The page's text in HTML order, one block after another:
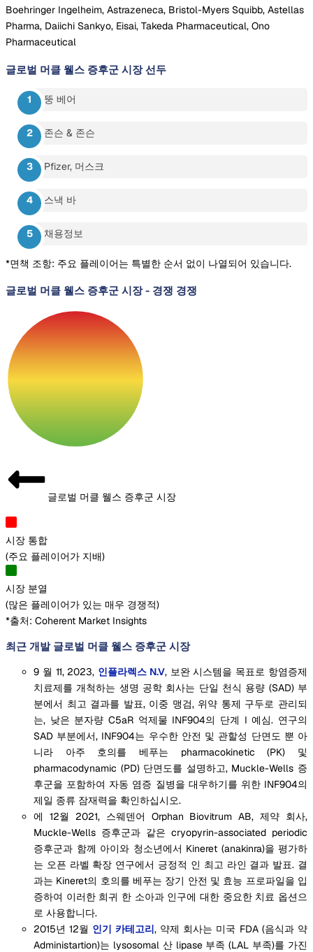
Boehringer Ingelheim, Astrazeneca, Bristol-Myers Squibb, Astellas
Pharma, Daiichi Sankyo, Eisai, Takeda Pharmaceutical, Ono
Pharmaceutical
글로벌 머클 웰스 증후군 시장 선두
뚱 베어
존슨 & 존슨
Pfizer, 머스크
스낵 바
채용정보
*면책 조항: 주요 플레이어는 특별한 순서 없이 나열되어 있습니다.
글로벌 머클 웰스 증후군 시장- 경쟁 경쟁
글로벌 머클 웰스 증후군 시장
시장 통합
(주요 플레이어가 지배)
시장 분열
(많은 플레이어가 있는 매우 경쟁적)
*출처: Coherent Market Insights
최근 개발 글로벌 머클 웰스 증후군 시장
9 월 11, 2023, 인플라렉스 N.V, 보완 시스템을 목표로 항염증제
치료제를 개척하는 생명 공학 회사는 단일 천식 용량 (SAD) 부
분에서 최고 결과를 발표, 이중 맹검, 위약 통제 구두로 관리되
는, 낮은 분자량 C5aR 억제물 INF904의 단계 I 예심. 연구의
SAD 부분에서, INF904는 우수한 안전 및 관할성 단면도 뿐 아
니라 아주 호의를 베푸는 pharmacokinetic (PK) 및
pharmacodynamic (PD) 단면도를 설명하고, Muckle-Wells 증
후군을 포함하여 자동 염증 질병을 대우하기를 위한 INF904의
제일 종류 잠재력을 확인하십시오.
에 12월 2021, 스웨덴어 Orphan Biovitrum AB, 제약 회사,
Muckle-Wells 증후군과 같은 cryopyrin-associated periodic
증후군과 함께 아이와 청소년에서 Kineret (anakinra)을 평가하
는 오픈 라벨 확장 연구에서 긍정적 인 최고 라인 결과 발표. 결
과는 Kineret의 호의를 베푸는 장기 안전 및 효능 프로파일을 입
증하여 이러한 희귀 한 소아과 인구에 대한 중요한 치료 옵션으
로 사용합니다.
2015년 12월 인기 카테고리, 약제 회사는 미국 FDA (음식과 약
Administartion)는 lysosomal 산 lipase 부족 (LAL 부족)를 가진